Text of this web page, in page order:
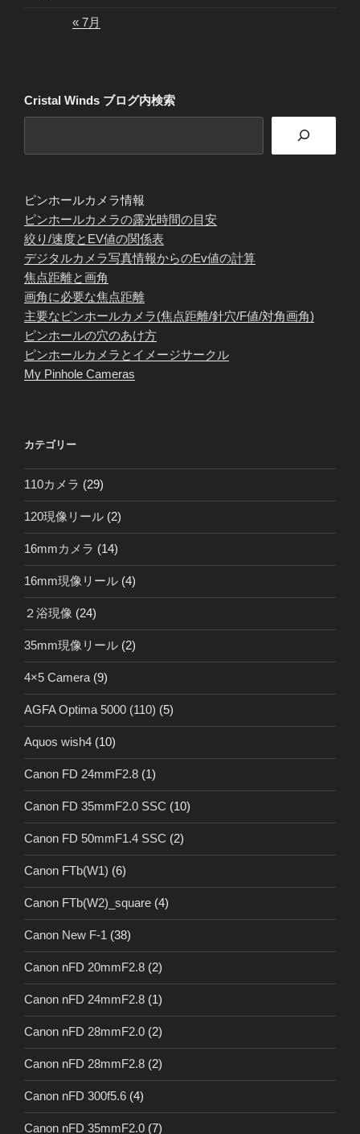
« 7月
Cristal Winds ブログ内検索
ピンホールカメラ情報
ピンホールカメラの露光時間の目安
絞り/速度とEV値の関係表
デジタルカメラ写真情報からのEv値の計算
焦点距離と画角
画角に必要な焦点距離
主要なピンホールカメラ(焦点距離/針穴/F値/対角画角)
ピンホールの穴のあけ方
ピンホールカメラとイメージサークル
My Pinhole Cameras
カテゴリー
110カメラ (29)
120現像リール (2)
16mmカメラ (14)
16mm現像リール (4)
２浴現像 (24)
35mm現像リール (2)
4×5 Camera (9)
AGFA Optima 5000 (110) (5)
Aquos wish4 (10)
Canon FD 24mmF2.8 (1)
Canon FD 35mmF2.0 SSC (10)
Canon FD 50mmF1.4 SSC (2)
Canon FTb(W1) (6)
Canon FTb(W2)_square (4)
Canon New F-1 (38)
Canon nFD 20mmF2.8 (2)
Canon nFD 24mmF2.8 (1)
Canon nFD 28mmF2.0 (2)
Canon nFD 28mmF2.8 (2)
Canon nFD 300f5.6 (4)
Canon nFD 35mmF2.0 (7)